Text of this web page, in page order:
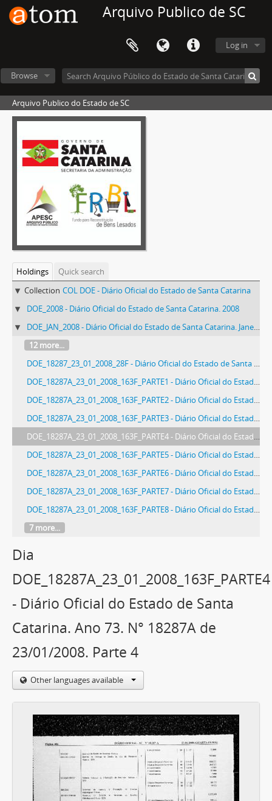
Arquivo Publico de SC
Log in
Browse
Arquivo Publico do Estado de SC
Holdings
Quick search
Collection COL DOE - Diário Oficial do Estado de Santa Catarina
DOE_2008 - Diário Oficial do Estado de Santa Catarina. 2008
DOE_JAN_2008 - Diário Oficial do Estado de Santa Catarina. Janeiro de 2008
12 more...
DOE_18287_23_01_2008_28F - Diário Oficial do Estado de Santa Catarina. Ano 73. N° 18287 de 23/01/2008
DOE_18287A_23_01_2008_163F_PARTE1 - Diário Oficial do Estado de Santa Catarina. Ano 73. N° 18287A de 23/01/2008. Parte 1
DOE_18287A_23_01_2008_163F_PARTE2 - Diário Oficial do Estado de Santa Catarina. Ano 73. N° 18287A de 23/01/2008. Parte 2
DOE_18287A_23_01_2008_163F_PARTE3 - Diário Oficial do Estado de Santa Catarina. Ano 73. N° 18287A de 23/01/2008. Parte 3
DOE_18287A_23_01_2008_163F_PARTE4 - Diário Oficial do Estado de Santa Catarina. Ano 73. N° 18287A de 23/01/2008. Parte 4
DOE_18287A_23_01_2008_163F_PARTE5 - Diário Oficial do Estado de Santa Catarina. Ano 73. N° 18287A de 23/01/2008. Parte 5
DOE_18287A_23_01_2008_163F_PARTE6 - Diário Oficial do Estado de Santa Catarina. Ano 73. N° 18287A de 23/01/2008. Parte 6
DOE_18287A_23_01_2008_163F_PARTE7 - Diário Oficial do Estado de Santa Catarina. Ano 73. N° 18287A de 23/01/2008. Parte 7
DOE_18287A_23_01_2008_163F_PARTE8 - Diário Oficial do Estado de Santa Catarina. Ano 73. N° 18287A de 23/01/2008. Parte 8
7 more...
Dia
DOE_18287A_23_01_2008_163F_PARTE4
- Diário Oficial do Estado de Santa
Catarina. Ano 73. N° 18287A de
23/01/2008. Parte 4
Other languages available